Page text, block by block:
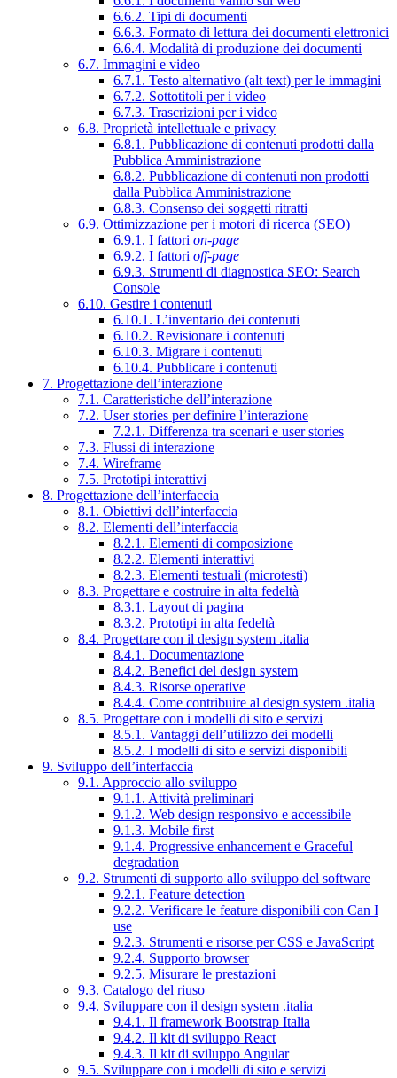
6.6.2. Tipi di documenti
6.6.3. Formato di lettura dei documenti elettronici
6.6.4. Modalità di produzione dei documenti
6.7. Immagini e video
6.7.1. Testo alternativo (alt text) per le immagini
6.7.2. Sottotitoli per i video
6.7.3. Trascrizioni per i video
6.8. Proprietà intellettuale e privacy
6.8.1. Pubblicazione di contenuti prodotti dalla
Pubblica Amministrazione
6.8.2. Pubblicazione di contenuti non prodotti
dalla Pubblica Amministrazione
6.8.3. Consenso dei soggetti ritratti
6.9. Ottimizzazione per i motori di ricerca (SEO)
6.9.1. I fattori on-page
6.9.2. I fattori off-page
6.9.3. Strumenti di diagnostica SEO: Search
Console
6.10. Gestire i contenuti
6.10.1. L’inventario dei contenuti
6.10.2. Revisionare i contenuti
6.10.3. Migrare i contenuti
6.10.4. Pubblicare i contenuti
7. Progettazione dell’interazione
7.1. Caratteristiche dell’interazione
7.2. User stories per definire l’interazione
7.2.1. Differenza tra scenari e user stories
7.3. Flussi di interazione
7.4. Wireframe
7.5. Prototipi interattivi
8. Progettazione dell’interfaccia
8.1. Obiettivi dell’interfaccia
8.2. Elementi dell’interfaccia
8.2.1. Elementi di composizione
8.2.2. Elementi interattivi
8.2.3. Elementi testuali (microtesti)
8.3. Progettare e costruire in alta fedeltà
8.3.1. Layout di pagina
8.3.2. Prototipi in alta fedeltà
8.4. Progettare con il design system .italia
8.4.1. Documentazione
8.4.2. Benefici del design system
8.4.3. Risorse operative
8.4.4. Come contribuire al design system .italia
8.5. Progettare con i modelli di sito e servizi
8.5.1. Vantaggi dell’utilizzo dei modelli
8.5.2. I modelli di sito e servizi disponibili
9. Sviluppo dell’interfaccia
9.1. Approccio allo sviluppo
9.1.1. Attività preliminari
9.1.2. Web design responsivo e accessibile
9.1.3. Mobile first
9.1.4. Progressive enhancement e Graceful
degradation
9.2. Strumenti di supporto allo sviluppo del software
9.2.1. Feature detection
9.2.2. Verificare le feature disponibili con Can I
use
9.2.3. Strumenti e risorse per CSS e JavaScript
9.2.4. Supporto browser
9.2.5. Misurare le prestazioni
9.3. Catalogo del riuso
9.4. Sviluppare con il design system .italia
9.4.1. Il framework Bootstrap Italia
9.4.2. Il kit di sviluppo React
9.4.3. Il kit di sviluppo Angular
9.5. Sviluppare con i modelli di sito e servizi